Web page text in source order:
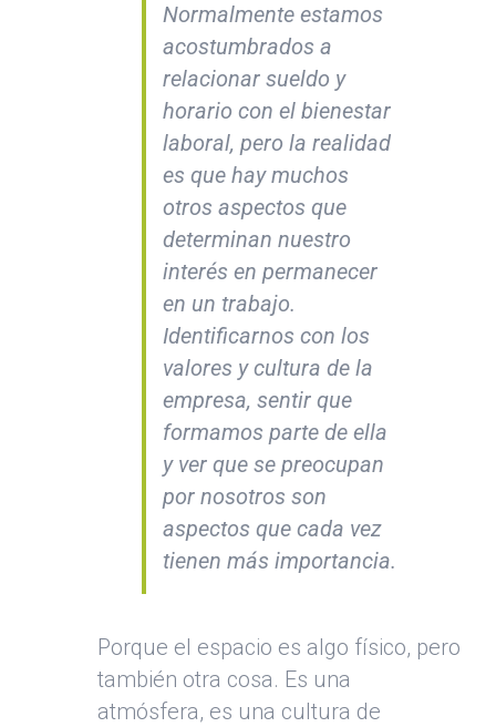
Normalmente estamos
acostumbrados a
relacionar sueldo y
horario con el bienestar
laboral, pero la realidad
es que hay muchos
otros aspectos que
determinan nuestro
interés en permanecer
en un trabajo.
Identificarnos con los
valores y cultura de la
empresa, sentir que
formamos parte de ella
y ver que se preocupan
por nosotros son
aspectos que cada vez
tienen más importancia.
Porque el espacio es algo físico, pero
también otra cosa. Es una
atmósfera, es una cultura de